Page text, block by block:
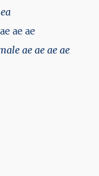
ae ae
ae ae ae ae